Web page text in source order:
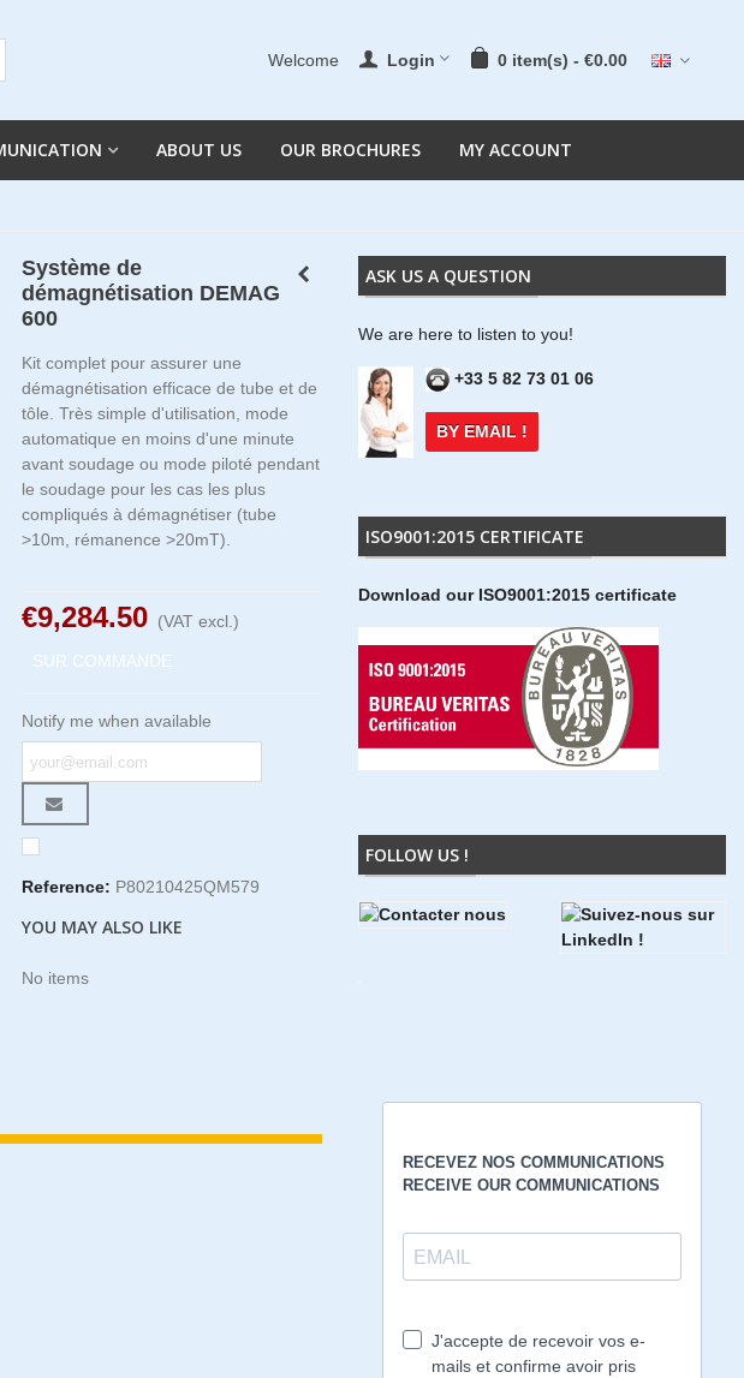
Welcome Login 0 item(s) - €0.00
ABOUT US OUR BROCHURES MY ACCOUNT
ASK US A QUESTION
We are here to listen to you!
+33 5 82 73 01 06
BY EMAIL !
ISO9001:2015 CERTIFICATE
Download our ISO9001:2015 certificate
FOLLOW US !
Système de
démagnétisation DEMAG
600
Kit complet pour assurer une
démagnétisation efficace de tube et de
tôle. Très simple d'utilisation, mode
automatique en moins d'une minute
avant soudage ou mode piloté pendant
le soudage pour les cas les plus
compliqués à démagnétiser (tube
>10m, rémanence >20mT).
€9,284.50 (VAT excl.)
SUR COMMANDE
Notify me when available
Reference: P80210425QM579
YOU MAY ALSO LIKE
No items